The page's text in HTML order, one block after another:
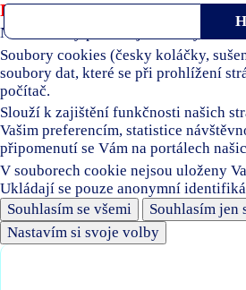
Používáme soubory cookies
Naše stránky používají soubory
Soubory cookies (česky koláčky,
soubory dat, které se při prohlížení
počítač.
Slouží k zajištění funkčnosti našich
Vašim preferencím, statistice
připomenutí se Vám na portálech
V souborech cookie nejsou uloženy
Ukládají se pouze anonymní
Souhlasím se všemi
Souhlasím jen
Nastavím si svoje volby